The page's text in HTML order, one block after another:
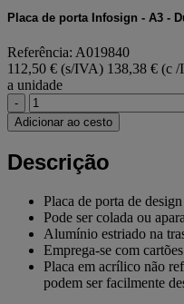
Placa de porta Infosign - A3 -
Referência: A019840
112,50 € (s/IVA) 138,38 € (c
a unidade
-
Adicionar ao cesto
Descrição
Placa de porta de
Pode ser colada ou
Alumínio estriado na
Emprega-se com
Placa em acrílico não
podem ser facilmente